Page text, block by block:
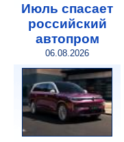
Июль спасает
российский
автопром
06.08.2026